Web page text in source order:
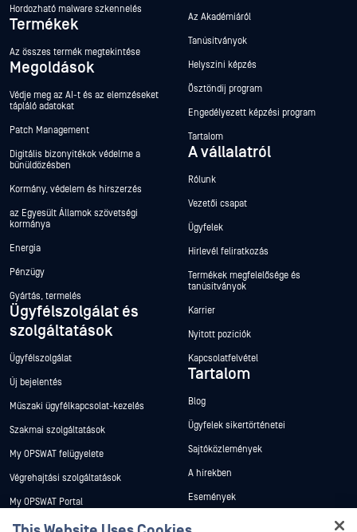
Hordozható malware szkennelés
Termékek
Az összes termék megtekintése
Megoldások
Védje meg az AI-t és az elemzéseket
tápláló adatokat
Patch Management
Digitális bizonyítékok védelme a
bűnüldözésben
Kormány, védelem és hírszerzés
az Egyesült Államok szövetségi
kormánya
Energia
Pénzügy
Gyártás, termelés
Ügyfélszolgálat és
szolgáltatások
Ügyfélszolgálat
Új bejelentés
Műszaki ügyfélkapcsolat-kezelés
Szakmai szolgáltatások
My OPSWAT felügyelete
Végrehajtási szolgáltatások
My OPSWAT Portal
Műszaki dokumentáció
Az Akadémiáról
Tanúsítványok
Helyszíni képzés
Ösztöndíj program
Engedélyezett képzési program
Tartalom
A vállalatról
Rólunk
Vezetői csapat
Ügyfelek
Hírlevél feliratkozás
Termékek megfelelősége és
tanúsítványok
Karrier
Nyitott pozíciók
Kapcsolatfelvétel
Tartalom
Blog
Ügyfelek sikertörténetei
Sajtóközlemények
A hírekben
Események